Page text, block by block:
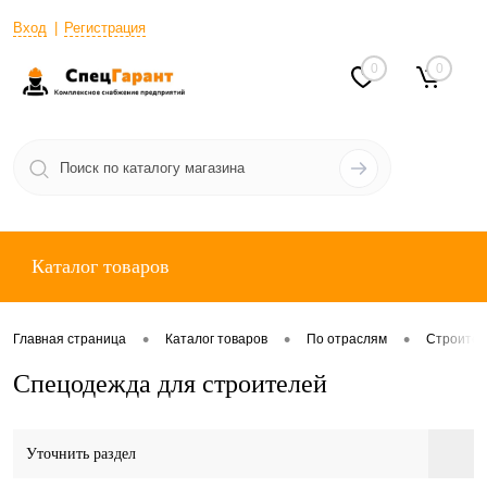
Вход Регистрация
0 0
Каталог товаров
Главная страница • Каталог товаров • По отраслям •
Спецодежда для строителей
Уточнить раздел